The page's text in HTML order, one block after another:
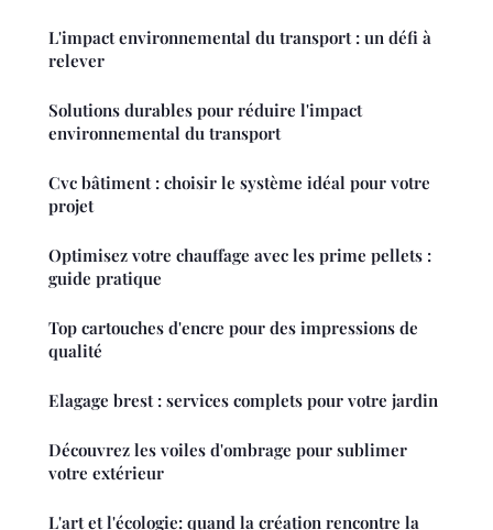
L'impact environnemental du transport : un défi à
relever
Solutions durables pour réduire l'impact
environnemental du transport
Cvc bâtiment : choisir le système idéal pour votre
projet
Optimisez votre chauffage avec les prime pellets :
guide pratique
Top cartouches d'encre pour des impressions de
qualité
Elagage brest : services complets pour votre jardin
Découvrez les voiles d'ombrage pour sublimer
votre extérieur
L'art et l'écologie: quand la création rencontre la